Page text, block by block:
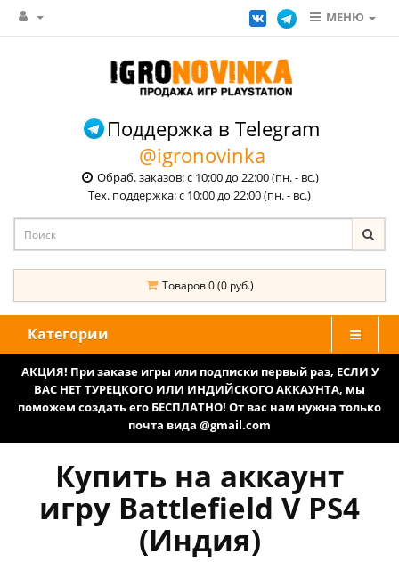
МЕНЮ
Поддержка в Telegram
@igronovinka
Обраб. заказов: с 10:00 до 22:00 (пн. - вс.)
Тех. поддержка: с 10:00 до 22:00 (пн. - вс.)
Товаров 0 (0 руб.)
Категории
АКЦИЯ! При заказе игры или подписки первый раз, ЕСЛИ У
ВАС НЕТ ТУРЕЦКОГО ИЛИ ИНДИЙСКОГО АККАУНТА, мы
поможем создать его БЕСПЛАТНО! От вас нам нужна только
почта вида @gmail.com
Купить на аккаунт
игру Battlefield V PS4
(Индия)